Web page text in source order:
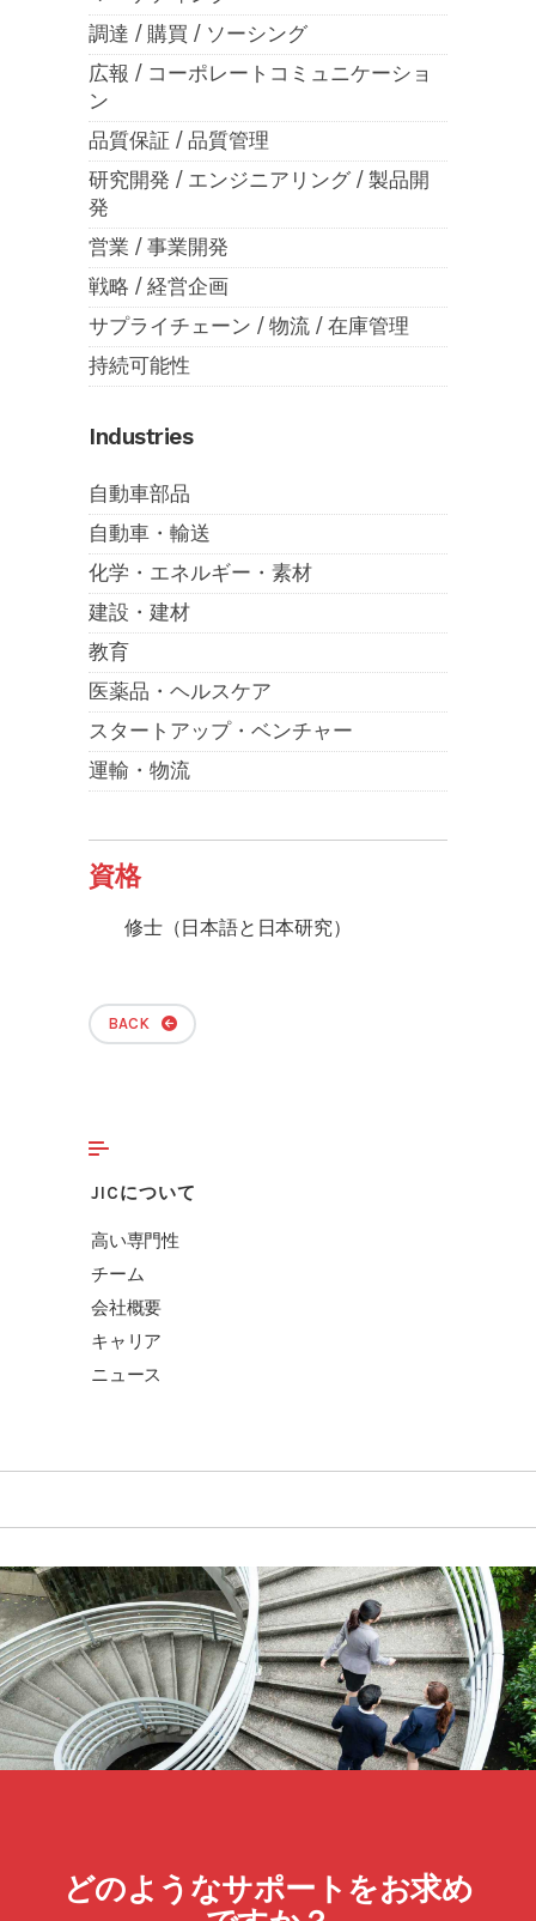
調達 / 購買 / ソーシング
広報 / コーポレートコミュニケーショ
ン
品質保証 / 品質管理
研究開発 / エンジニアリング / 製品開
発
営業 / 事業開発
戦略 / 経営企画
サプライチェーン / 物流 / 在庫管理
持続可能性
Industries
自動車部品
自動車・輸送
化学・エネルギー・素材
建設・建材
教育
医薬品・ヘルスケア
スタートアップ・ベンチャー
運輸・物流
資格
修士（日本語と日本研究）
BACK
JICについて
高い専門性
チーム
会社概要
キャリア
ニュース
どのようなサポートをお求め